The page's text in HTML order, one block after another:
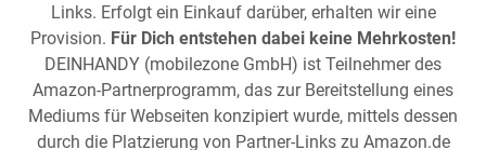
Links. Erfolgt ein Einkauf darüber, erhalten wir eine
Provision. Für Dich entstehen dabei keine Mehrkosten!
DEINHANDY (mobilezone GmbH) ist Teilnehmer des
Amazon-Partnerprogramm, das zur Bereitstellung eines
Mediums für Webseiten konzipiert wurde, mittels dessen
durch die Platzierung von Partner-Links zu Amazon.de